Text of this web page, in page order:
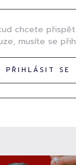
chcete
musíte se
PŘIHLÁSIT SE